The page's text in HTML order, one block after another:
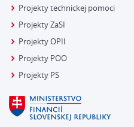
Projekty technickej pomoci
Projekty ZaSI
Projekty OPII
Projekty POO
Projekty PS